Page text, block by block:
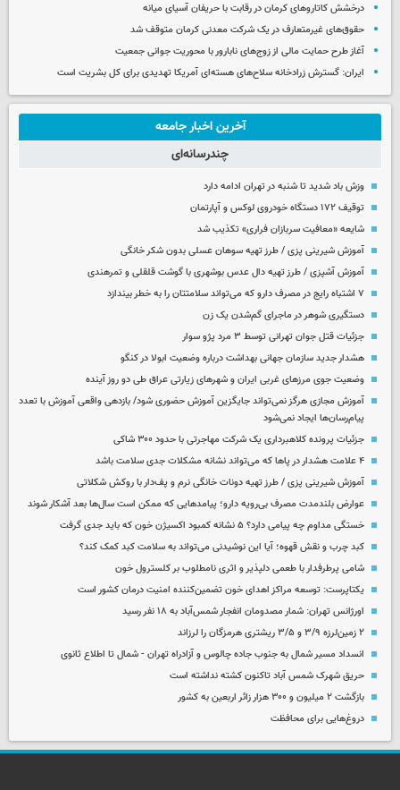
درخشش کاتاروهای کرمان در رقابت با حریفان آسیای میانه
حقوق‌های غیرمتعارف در یک شرکت معدنی کرمان متوقف شد
آغاز طرح حمایت مالی از زوج‌های نابارور با محوریت جوانی جمعیت
ایران: گسترش زرادخانه سلاح‌های هسته‌ای آمریکا تهدیدی برای کل بشریت است
آخرین اخبار جامعه
چندرسانه‌ای
وزش باد شدید تا شنبه در تهران ادامه دارد
توقیف ۱۷۲ دستگاه خودروی لوکس و آپارتمان
شایعه «معافیت سربازان فراری» تکذیب شد
آموزش شیرینی پزی / طرز تهیه سوهان عسلی بدون شکر خانگی
آموزش آشپزی / طرز تهیه دال عدس بوشهری با گوشت قلقلی و تمرهندی
۷ اشتباه رایج در مصرف دارو که می‌تواند سلامتتان را به خطر بیندازد
دستگیری شوهر در ماجرای گم‌شدن یک زن
جزئیات قتل جوان تهرانی توسط ۳ مرد پژو سوار
هشدار جدید سازمان جهانی بهداشت درباره وضعیت ابولا در کنگو
وضعیت جوی مرزهای غربی ایران و شهرهای زیارتی عراق طی دو روز آینده
آموزش مجازی هرگز نمی‌تواند جایگزین آموزش حضوری شود/ بازدهی واقعی آموزش با تعدد
پیام‌رسان‌ها ایجاد نمی‌شود
جزئیات پرونده کلاهبرداری یک شرکت مهاجرتی با حدود ۳۰۰ شاکی
۴ علامت هشدار در پاها که می‌تواند نشانه مشکلات جدی سلامت باشد
آموزش شیرینی پزی / طرز تهیه دونات خانگی نرم و پف‌دار با روکش شکلاتی
عوارض بلندمدت مصرف بی‌رویه دارو؛ پیامدهایی که ممکن است سال‌ها بعد آشکار شوند
خستگی مداوم چه پیامی دارد؟ ۵ نشانه کمبود اکسیژن خون که باید جدی گرفت
کبد چرب و نقش قهوه؛ آیا این نوشیدنی می‌تواند به سلامت کبد کمک کند؟
شامی پرطرفدار با طعمی دلپذیر و اثری نامطلوب بر کلسترول خون
یکتاپرست: توسعه مراکز اهدای خون تضمین‌کننده امنیت درمان کشور است
اورژانس تهران: شمار مصدومان انفجار شمس‌آباد به ۱۸ نفر رسید
۲ زمین‌لرزه ۳/۹ و ۳/۵ ریشتری هرمزگان را لرزاند
انسداد مسیر شمال به جنوب جاده چالوس و آزادراه تهران - شمال تا اطلاع ثانوی
حریق شهرک شمس آباد تاکنون کشته نداشته است
بازگشت ۲ میلیون و ۳۰۰ هزار زائر اربعین به کشور
دروغ‌هایی برای محافظت